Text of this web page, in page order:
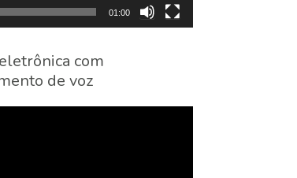
01:00
com
de voz